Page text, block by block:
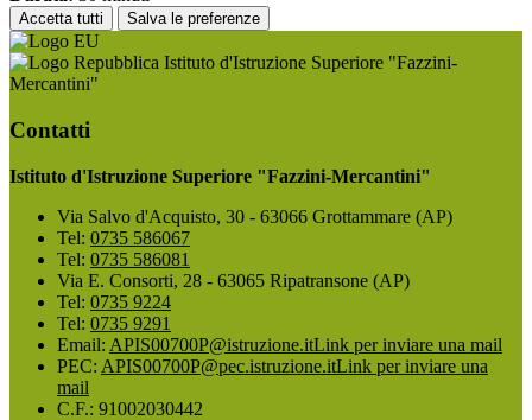
Accetta tutti Salva le preferenze
Istituto d'Istruzione Superiore "Fazzini-
Mercantini"
Contatti
Istituto d'Istruzione Superiore "Fazzini-Mercantini"
Via Salvo d'Acquisto, 30 - 63066 Grottammare (AP)
Tel: 0735 586067
Tel: 0735 586081
Via E. Consorti, 28 - 63065 Ripatransone (AP)
Tel: 0735 9224
Tel: 0735 9291
Email: APIS00700P@istruzione.itLink per inviare una mail
PEC: APIS00700P@pec.istruzione.itLink per inviare una
mail
C.F.: 91002030442